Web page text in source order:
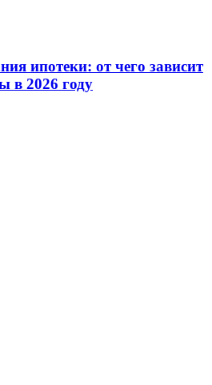
ипотеки: от чего зависит
в 2026 году